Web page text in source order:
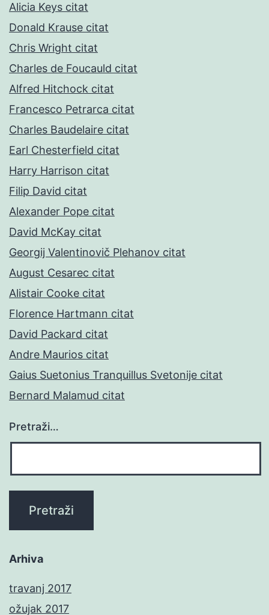
Alicia Keys citat
Donald Krause citat
Chris Wright citat
Charles de Foucauld citat
Alfred Hitchock citat
Francesco Petrarca citat
Charles Baudelaire citat
Earl Chesterfield citat
Harry Harrison citat
Filip David citat
Alexander Pope citat
David McKay citat
Georgij Valentinovič Plehanov citat
August Cesarec citat
Alistair Cooke citat
Florence Hartmann citat
David Packard citat
Andre Maurios citat
Gaius Suetonius Tranquillus Svetonije citat
Bernard Malamud citat
Pretraži…
Arhiva
travanj 2017
ožujak 2017